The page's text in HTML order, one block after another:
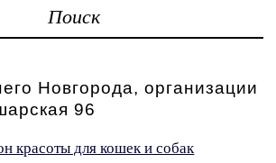
Поиск
Новгорода, организации
96
красоты для кошек и собак